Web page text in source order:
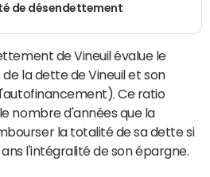
de désendettement
de Vineuil évalue le
la dette de Vineuil et son
Ce ratio
nombre d'années que la
la totalité de sa dette si
l'intégralité de son épargne.